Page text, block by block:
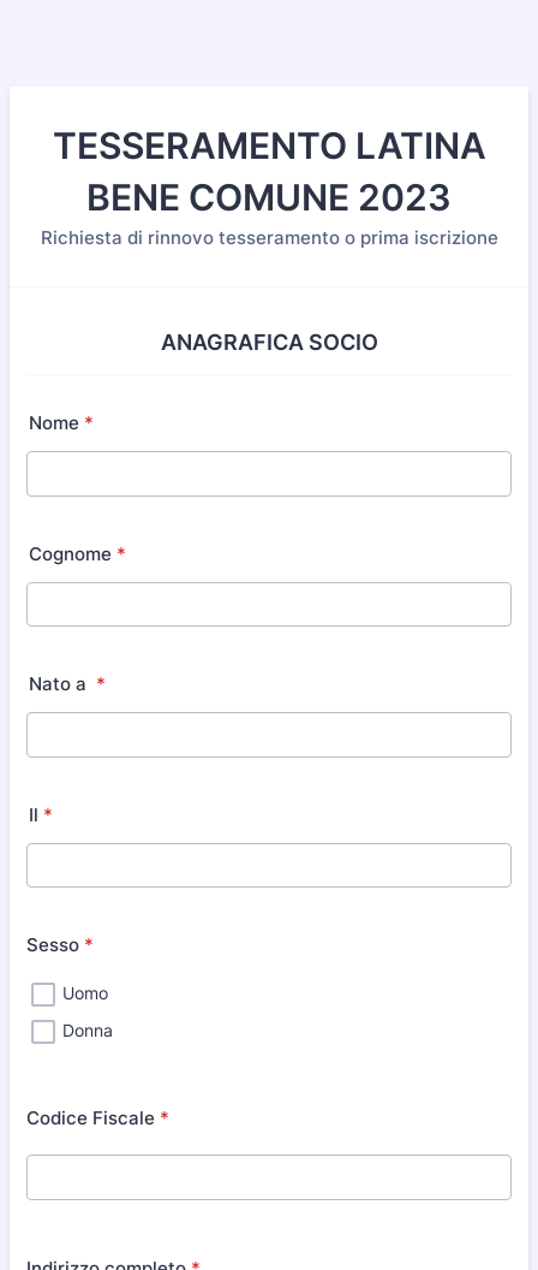
TESSERAMENTO LATINA
BENE COMUNE 2023
Richiesta di rinnovo tesseramento o prima iscrizione
ANAGRAFICA SOCIO
Nome *
Cognome *
Nato a *
Il *
Sesso *
Uomo
Donna
Codice Fiscale *